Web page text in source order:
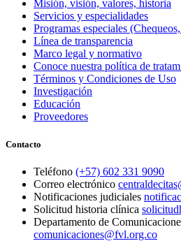
Misión, visión, valores, historia
Servicios y especialidades
Programas especiales
Línea de transparencia
Marco legal y normativo
Conoce nuestra política de
Términos y Condiciones de Uso
Investigación
Educación
Proveedores
Contacto
Teléfono (+57) 602 331 9090
Correo electrónico
Notificaciones judiciales
Solicitud historia clínica
Departamento de
comunicaciones@fvl.org.co